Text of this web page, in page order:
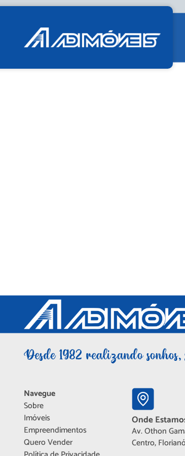
Navegue
Sobre
Imóveis
Empreendimentos
Quero Vender
Onde
Av. Othon
Centro,